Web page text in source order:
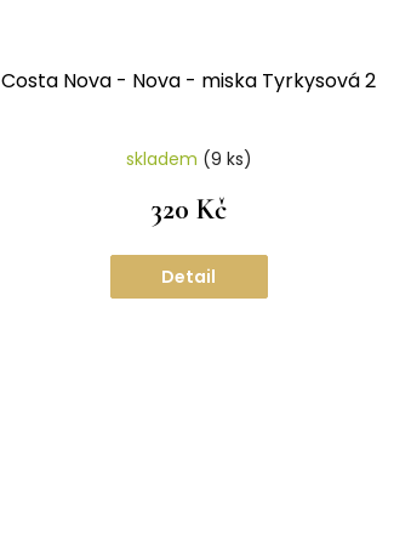
Costa Nova - Nova - miska Tyrkysová 2
skladem (9 ks)
320 Kč
Detail